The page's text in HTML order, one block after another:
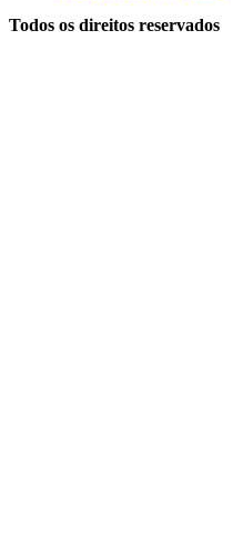
Todos os direitos reservados